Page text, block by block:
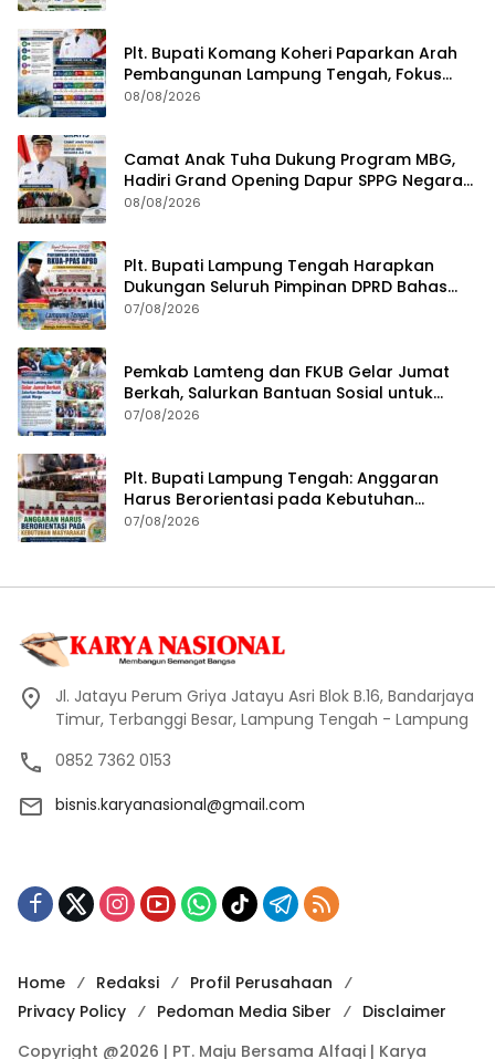
Plt. Bupati Komang Koheri Paparkan Arah
Pembangunan Lampung Tengah, Fokus
pada SDM, Ekonomi, Infrastruktur dan
08/08/2026
Camat Anak Tuha Dukung Program MBG,
Hadiri Grand Opening Dapur SPPG Negara
Aji Tua Lampung Tengah
08/08/2026
Plt. Bupati Lampung Tengah Harapkan
Dukungan Seluruh Pimpinan DPRD Bahas
RKUA-PPAS APBD Tahun 2027
07/08/2026
Pemkab Lamteng dan FKUB Gelar Jumat
Berkah, Salurkan Bantuan Sosial untuk
Warga
07/08/2026
Plt. Bupati Lampung Tengah: Anggaran
Harus Berorientasi pada Kebutuhan
Masyarakat
07/08/2026
Jl. Jatayu Perum Griya Jatayu Asri Blok B.16, Bandarjaya
Timur, Terbanggi Besar, Lampung Tengah - Lampung
0852 7362 0153
bisnis.karyanasional@gmail.com
Home Redaksi
Profil Perusahaan
Privacy Policy
Pedoman Media Siber
Disclaimer
Copyright @2026 | PT. Maju Bersama Alfaqi | Karya